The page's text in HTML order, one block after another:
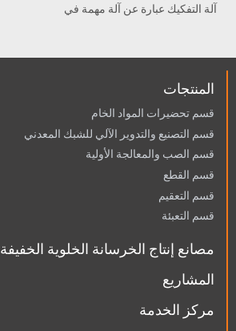
آلة التفكيك عبارة عن آلة مهمة في
المنتجات
قسم تحضيرات المواد الخام
قسم التصنيع والتدوير الآلي للشبك المعدني
قسم الصب والمعالجة الأولية
قسم القطع
قسم التعقيم
قسم التعبئة
مصانع إنتاج الخرسانة الخلوية الخفيفة AAC الكاملة
المشاريع
مركز الخدمة